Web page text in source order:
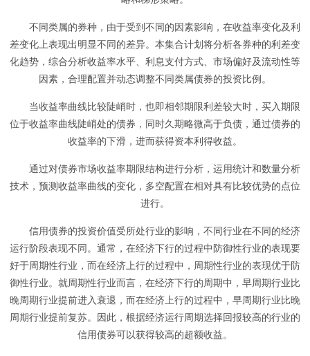
不同类属的券种，由于受到不同的因素影响，在收益率变化及利
差变化上表现出明显不同的差异。本集合计划将分析各券种的利差变
化趋势，综合分析收益率水平、利息支付方式、市场偏好及流动性等
因素，合理配置并动态调整不同类属债券的投资比例。
当收益率曲线比较陡峭时，也即相邻期限利差较大时，买入期限
位于收益率曲线陡峭处的债券，同时久期略微高于负债，通过债券的
收益率的下滑，进而获得资本利得收益。
通过对债券市场收益率期限结构进行分析，运用统计和数量分析
技术，预测收益率曲线的变化，多空配置在相对具有比较优势的点位
进行。
信用债券的投资价值受所处行业的影响，不同行业在不同的经济
运行阶段表现不同。通常，在经济下行的过程中防御性行业的表现要
好于周期性行业，而在经济上行的过程中，周期性行业的表现优于防
御性行业。就周期性行业而言，在经济下行的周期中，早周期行业比
晚周期行业提前进入衰退，而在经济上行的过程中，早周期行业比晚
周期行业提前复苏。因此，根据经济运行周期选择回报较高的行业的
信用债券可以获得较高的超额收益。